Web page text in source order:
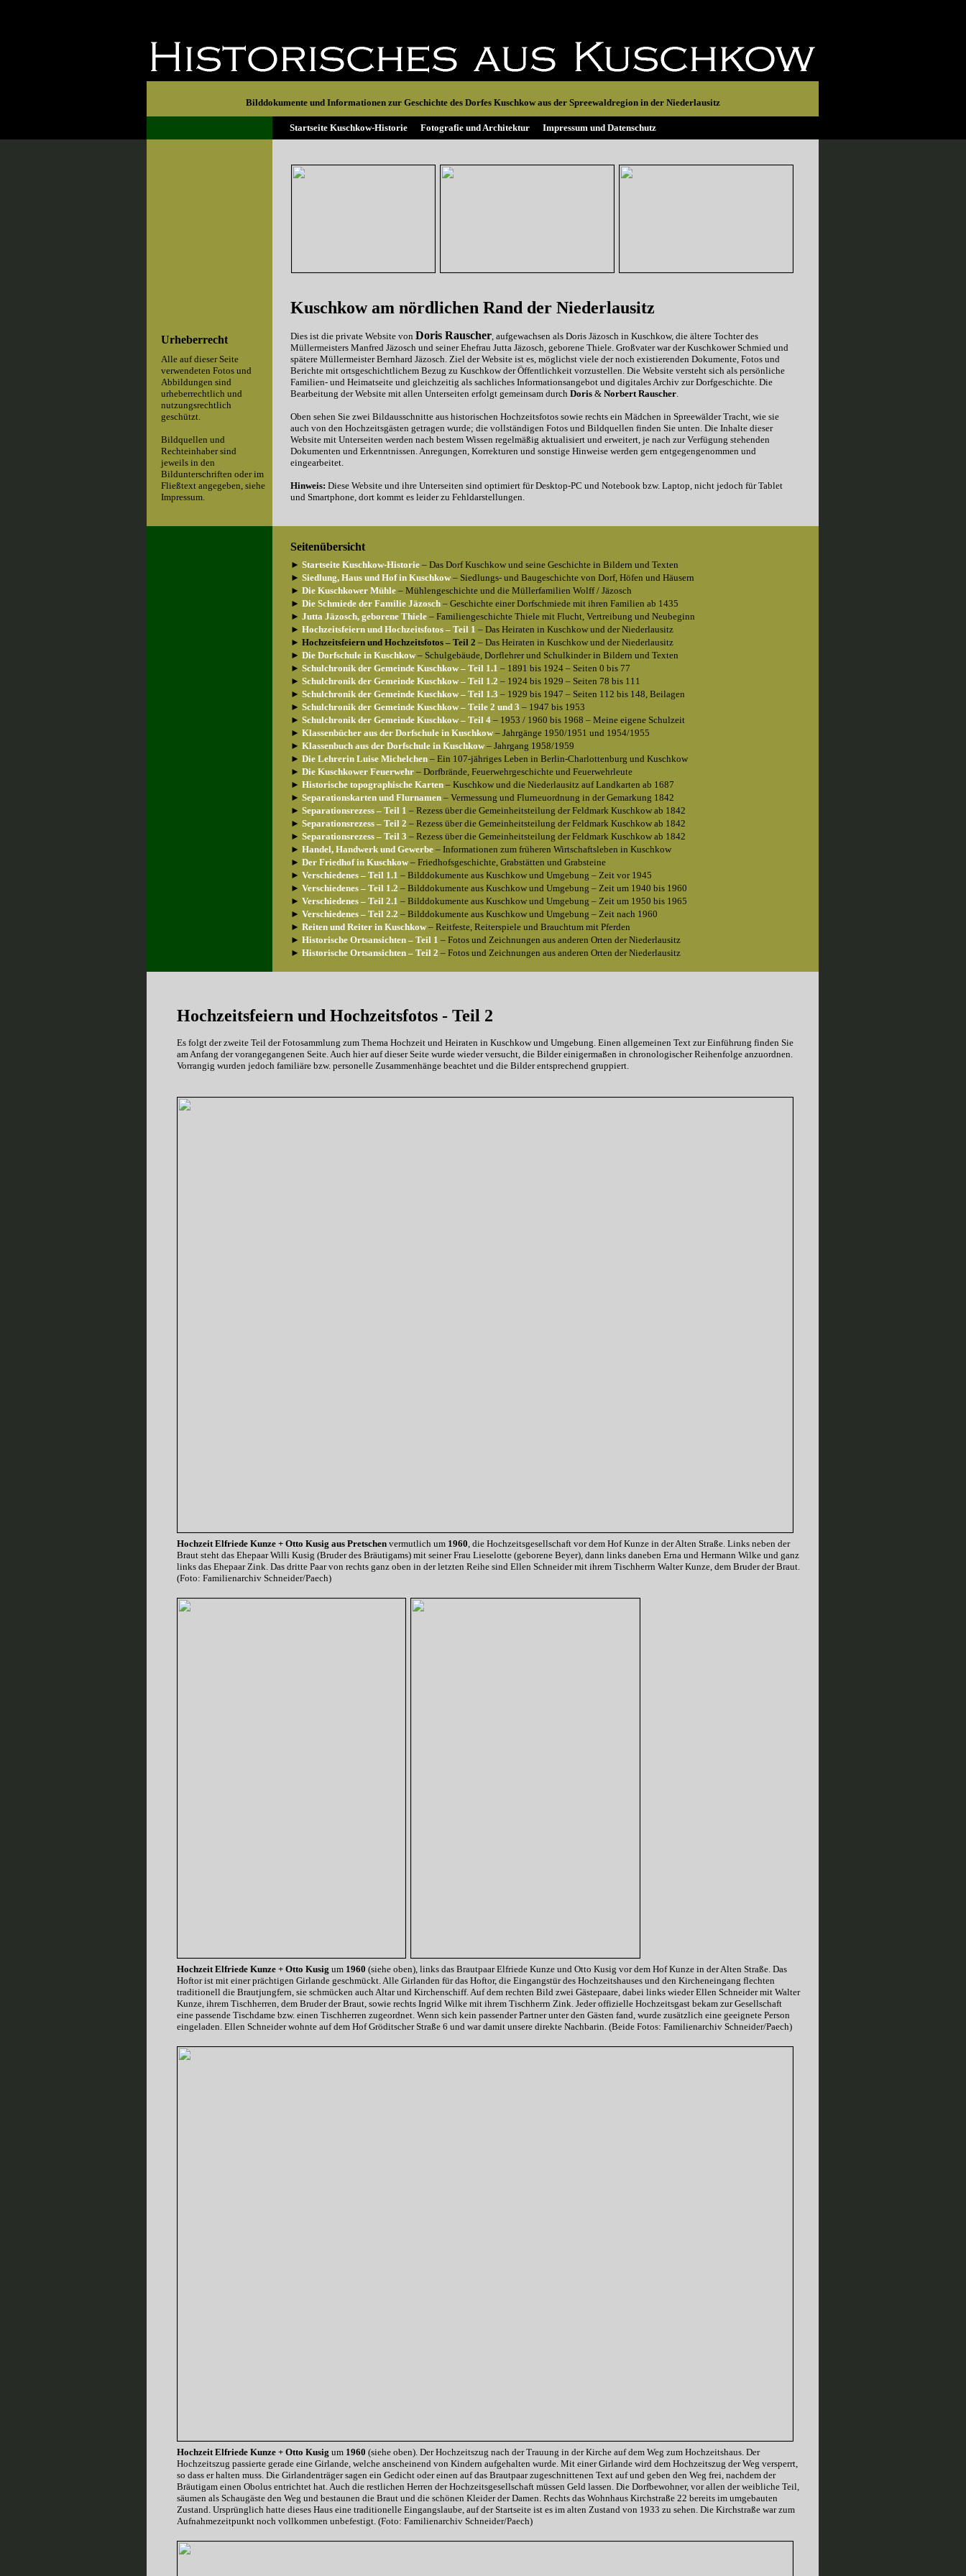
Bilddokumente und Informationen zur Geschichte des Dorfes Kuschkow aus der Spreewaldregion in der Niederlausitz
Startseite Kuschkow-Historie Fotografie und Architektur Impressum und Datenschutz
Urheberrecht
Alle auf dieser Seite
verwendeten Fotos und
Abbildungen sind
urheberrechtlich und
nutzungsrechtlich
geschützt.
Bildquellen und
Rechteinhaber sind
jeweils in den
Bildunterschriften oder im
Fließtext angegeben, siehe
Impressum.
Kuschkow am nördlichen Rand der Niederlausitz
Dies ist die private Website von Doris Rauscher, aufgewachsen als Doris Jäzosch in Kuschkow, die ältere Tochter des
Müllermeisters Manfred Jäzosch und seiner Ehefrau Jutta Jäzosch, geborene Thiele. Großvater war der Kuschkower Schmied und
spätere Müllermeister Bernhard Jäzosch. Ziel der Website ist es, möglichst viele der noch existierenden Dokumente, Fotos und
Berichte mit ortsgeschichtlichem Bezug zu Kuschkow der Öffentlichkeit vorzustellen. Die Website versteht sich als persönliche
Familien- und Heimatseite und gleichzeitig als sachliches Informationsangebot und digitales Archiv zur Dorfgeschichte. Die
Bearbeitung der Website mit allen Unterseiten erfolgt gemeinsam durch Doris & Norbert Rauscher.
Oben sehen Sie zwei Bildausschnitte aus historischen Hochzeitsfotos sowie rechts ein Mädchen in Spreewälder Tracht, wie sie
auch von den Hochzeitsgästen getragen wurde; die vollständigen Fotos und Bildquellen finden Sie unten. Die Inhalte dieser
Website mit Unterseiten werden nach bestem Wissen regelmäßig aktualisiert und erweitert, je nach zur Verfügung stehenden
Dokumenten und Erkenntnissen. Anregungen, Korrekturen und sonstige Hinweise werden gern entgegengenommen und
eingearbeitet.
Hinweis: Diese Website und ihre Unterseiten sind optimiert für Desktop-PC und Notebook bzw. Laptop, nicht jedoch für Tablet
und Smartphone, dort kommt es leider zu Fehldarstellungen.
Seitenübersicht
► Startseite Kuschkow-Historie ‒ Das Dorf Kuschkow und seine Geschichte in Bildern und Texten
► Siedlung, Haus und Hof in Kuschkow‒ Siedlungs- und Baugeschichte von Dorf, Höfen und Häusern
► Die Kuschkower Mühle ‒ Mühlengeschichte und die Müllerfamilien Wolff / Jäzosch
► Die Schmiede der Familie Jäzosch ‒ Geschichte einer Dorfschmiede mit ihren Familien ab 1435
► Jutta Jäzosch, geborene Thiele ‒ Familiengeschichte Thiele mit Flucht, Vertreibung und Neubeginn
► Hochzeitsfeiern und Hochzeitsfotos ‒ Teil 1 ‒ Das Heiraten in Kuschkow und der Niederlausitz
► Hochzeitsfeiern und Hochzeitsfotos ‒ Teil 2 ‒ Das Heiraten in Kuschkow und der Niederlausitz
► Die Dorfschule in Kuschkow‒ Schulgebäude, Dorflehrer und Schulkinder in Bildern und Texten
► Schulchronik der Gemeinde Kuschkow ‒ Teil 1.1 ‒ 1891 bis 1924 ‒ Seiten 0 bis 77
► Schulchronik der Gemeinde Kuschkow ‒ Teil 1.2 ‒ 1924 bis 1929 ‒ Seiten 78 bis 111
► Schulchronik der Gemeinde Kuschkow ‒ Teil 1.3 ‒ 1929 bis 1947 ‒ Seiten 112 bis 148, Beilagen
► Schulchronik der Gemeinde Kuschkow ‒ Teile 2 und 3 ‒ 1947 bis 1953
► Schulchronik der Gemeinde Kuschkow ‒ Teil 4 ‒ 1953 / 1960 bis 1968 ‒ Meine eigene Schulzeit
► Klassenbücher aus der Dorfschule in Kuschkow‒ Jahrgänge 1950/1951 und 1954/1955
► Klassenbuch aus der Dorfschule in Kuschkow‒ Jahrgang 1958/1959
► Die Lehrerin Luise Michelchen ‒ Ein 107-jähriges Leben in Berlin-Charlottenburg und Kuschkow
► Die Kuschkower Feuerwehr ‒ Dorfbrände, Feuerwehrgeschichte und Feuerwehrleute
► Historische topographische Karten ‒ Kuschkow und die Niederlausitz auf Landkarten ab 1687
► Separationskarten und Flurnamen ‒ Vermessung und Flurneuordnung in der Gemarkung 1842
► Separationsrezess ‒ Teil 1 ‒ Rezess über die Gemeinheitsteilung der Feldmark Kuschkow ab 1842
► Separationsrezess ‒ Teil 2 ‒ Rezess über die Gemeinheitsteilung der Feldmark Kuschkow ab 1842
► Separationsrezess ‒ Teil 3 ‒ Rezess über die Gemeinheitsteilung der Feldmark Kuschkow ab 1842
► Handel, Handwerk und Gewerbe ‒ Informationen zum früheren Wirtschaftsleben in Kuschkow
► Der Friedhof in Kuschkow‒ Friedhofsgeschichte, Grabstätten und Grabsteine
► Verschiedenes ‒ Teil 1.1 ‒ Bilddokumente aus Kuschkow und Umgebung ‒ Zeit vor 1945
► Verschiedenes ‒ Teil 1.2 ‒ Bilddokumente aus Kuschkow und Umgebung ‒ Zeit um 1940 bis 1960
► Verschiedenes ‒ Teil 2.1 ‒ Bilddokumente aus Kuschkow und Umgebung ‒ Zeit um 1950 bis 1965
► Verschiedenes ‒ Teil 2.2 ‒ Bilddokumente aus Kuschkow und Umgebung ‒ Zeit nach 1960
► Reiten und Reiter in Kuschkow‒ Reitfeste, Reiterspiele und Brauchtum mit Pferden
► Historische Ortsansichten ‒ Teil 1 ‒ Fotos und Zeichnungen aus anderen Orten der Niederlausitz
► Historische Ortsansichten ‒ Teil 2 ‒ Fotos und Zeichnungen aus anderen Orten der Niederlausitz
Hochzeitsfeiern und Hochzeitsfotos - Teil 2
Es folgt der zweite Teil der Fotosammlung zum Thema Hochzeit und Heiraten in Kuschkow und Umgebung. Einen allgemeinen Text zur Einführung finden Sie
am Anfang der vorangegangenen Seite. Auch hier auf dieser Seite wurde wieder versucht, die Bilder einigermaßen in chronologischer Reihenfolge anzuordnen.
Vorrangig wurden jedoch familiäre bzw. personelle Zusammenhänge beachtet und die Bilder entsprechend gruppiert.
Hochzeit Elfriede Kunze + Otto Kusig aus Pretschen vermutlich um 1960, die Hochzeitsgesellschaft vor dem Hof Kunze in der Alten Straße. Links neben der
Braut steht das Ehepaar Willi Kusig (Bruder des Bräutigams) mit seiner Frau Lieselotte (geborene Beyer), dann links daneben Erna und Hermann Wilke und ganz
links das Ehepaar Zink. Das dritte Paar von rechts ganz oben in der letzten Reihe sind Ellen Schneider mit ihrem Tischherrn Walter Kunze, dem Bruder der Braut.
(Foto: Familienarchiv Schneider/Paech)
Hochzeit Elfriede Kunze + Otto Kusig um 1960 (siehe oben), links das Brautpaar Elfriede Kunze und Otto Kusig vor dem Hof Kunze in der Alten Straße. Das
Hoftor ist mit einer prächtigen Girlande geschmückt. Alle Girlanden für das Hoftor, die Eingangstür des Hochzeitshauses und den Kircheneingang flechten
traditionell die Brautjungfern, sie schmücken auch Altar und Kirchenschiff. Auf dem rechten Bild zwei Gästepaare, dabei links wieder Ellen Schneider mit Walter
Kunze, ihrem Tischherren, dem Bruder der Braut, sowie rechts Ingrid Wilke mit ihrem Tischherrn Zink. Jeder offizielle Hochzeitsgast bekam zur Gesellschaft
eine passende Tischdame bzw. einen Tischherren zugeordnet. Wenn sich kein passender Partner unter den Gästen fand, wurde zusätzlich eine geeignete Person
eingeladen. Ellen Schneider wohnte auf dem Hof Gröditscher Straße 6 und war damit unsere direkte Nachbarin. (Beide Fotos: Familienarchiv Schneider/Paech)
Hochzeit Elfriede Kunze + Otto Kusig um 1960 (siehe oben). Der Hochzeitszug nach der Trauung in der Kirche auf dem Weg zum Hochzeitshaus. Der
Hochzeitszug passierte gerade eine Girlande, welche anscheinend von Kindern aufgehalten wurde. Mit einer Girlande wird dem Hochzeitszug der Weg versperrt,
so dass er halten muss. Die Girlandenträger sagen ein Gedicht oder einen auf das Brautpaar zugeschnittenen Text auf und geben den Weg frei, nachdem der
Bräutigam einen Obolus entrichtet hat. Auch die restlichen Herren der Hochzeitsgesellschaft müssen Geld lassen. Die Dorfbewohner, vor allen der weibliche Teil,
säumen als Schaugäste den Weg und bestaunen die Braut und die schönen Kleider der Damen. Rechts das Wohnhaus Kirchstraße 22 bereits im umgebauten
Zustand. Ursprünglich hatte dieses Haus eine traditionelle Eingangslaube, auf der Startseite ist es im alten Zustand von 1933 zu sehen. Die Kirchstraße war zum
Aufnahmezeitpunkt noch vollkommen unbefestigt. (Foto: Familienarchiv Schneider/Paech)